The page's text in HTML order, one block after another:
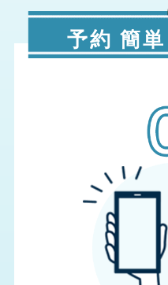
予約 簡単